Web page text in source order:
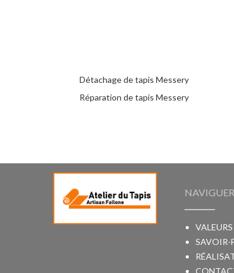
Détachage de tapis Messery
Réparation de tapis Messery
VALEURS
SAVOIR-